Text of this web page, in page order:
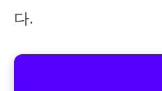
다.